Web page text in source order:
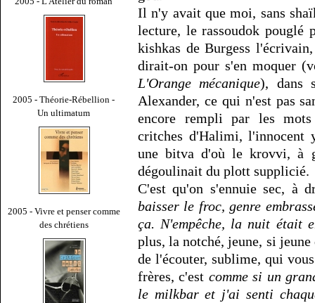
2005 - Théorie-Rébellion -
Un ultimatum
2005 - Vivre et penser comme
des chrétiens
Il n'y avait que moi, sans
lecture, le rassoudok pouglé
kishkas de Burgess
dirait-on pour s'en moquer
L'Orange mécanique), dans
Alexander, ce qui n'est pas
encore rempli par les
critches d'Halimi, l'innocent
une bitva d'où le krovvi, à
dégoulinait du plott supplicié.
C'est qu'on s'ennuie sec, à
baisser le froc, genre
ça. N'empêche, la nuit était
plus, la notché, jeune, si
de l'écouter, sublime, qui
frères, c'est comme si un
le milkbar et j'ai senti